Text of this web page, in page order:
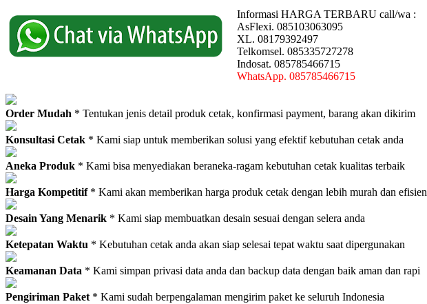
Informasi HARGA TERBARU call/wa :
AsFlexi. 085103063095
XL. 08179392497
Telkomsel. 085335727278
Indosat. 085785466715
WhatsApp. 085785466715
Order Mudah * Tentukan jenis detail produk cetak, konfirmasi payment, barang akan dikirim
Konsultasi Cetak * Kami siap untuk memberikan solusi yang efektif kebutuhan cetak anda
Aneka Produk * Kami bisa menyediakan beraneka-ragam kebutuhan cetak kualitas terbaik
Harga Kompetitif* Kami akan memberikan harga produk cetak dengan lebih murah dan efisien
Desain Yang Menarik * Kami siap membuatkan desain sesuai dengan selera anda
Ketepatan Waktu * Kebutuhan cetak anda akan siap selesai tepat waktu saat dipergunakan
Keamanan Data * Kami simpan privasi data anda dan backup data dengan baik aman dan rapi
Pengiriman Paket * Kami sudah berpengalaman mengirim paket ke seluruh Indonesia